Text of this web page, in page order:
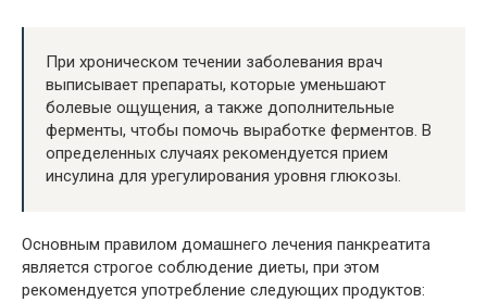
При хроническом течении заболевания врач
выписывает препараты, которые уменьшают
болевые ощущения, а также дополнительные
ферменты, чтобы помочь выработке ферментов. В
определенных случаях рекомендуется прием
инсулина для урегулирования уровня глюкозы.
Основным правилом домашнего лечения панкреатита
является строгое соблюдение диеты, при этом
рекомендуется употребление следующих продуктов: